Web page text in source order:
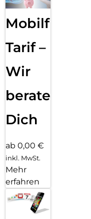
Mobilfunk
Tarif –
Wir
beraten
Dich
ab 0,00 €
inkl. MwSt.
Mehr
erfahren